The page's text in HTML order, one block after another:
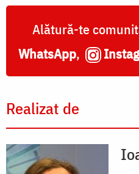
Alătură-te
WhatsApp,
Realizat de